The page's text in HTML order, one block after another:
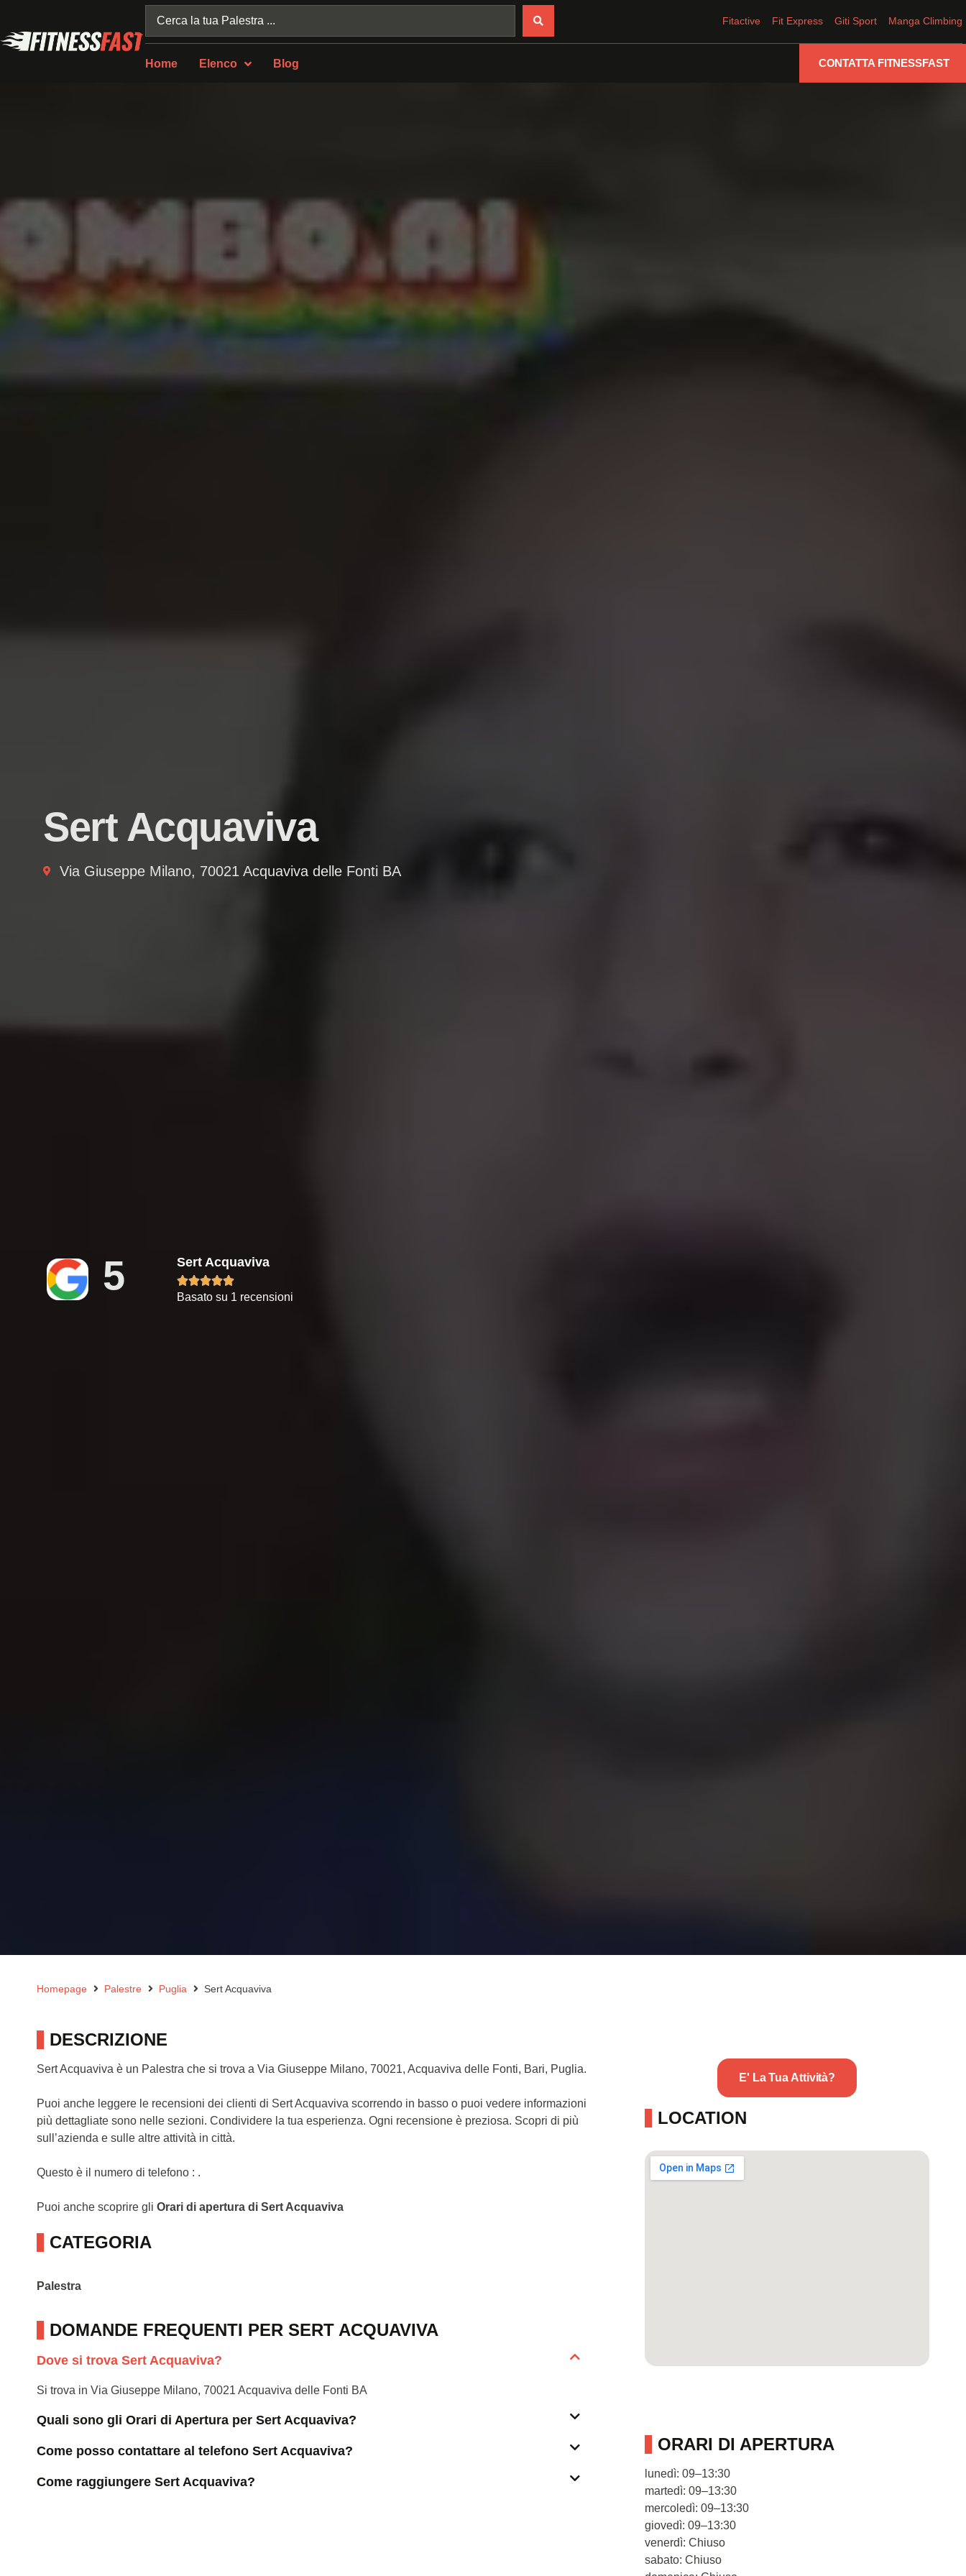
Fitactive Fit Express Giti Sport Manga Climbing
Home Elenco Blog CONTATTA FITNESSFAST
Sert Acquaviva
Via Giuseppe Milano, 70021 Acquaviva delle Fonti BA
5 Sert Acquaviva

Basato su 1 recensioni
Homepage Palestre Puglia Sert Acquaviva
DESCRIZIONE
Sert Acquaviva è un Palestra che si trova a Via Giuseppe Milano, 70021, Acquaviva delle Fonti, Bari, Puglia.
Puoi anche leggere le recensioni dei clienti di Sert Acquaviva scorrendo in basso o puoi vedere informazioni
più dettagliate sono nelle sezioni. Condividere la tua esperienza. Ogni recensione è preziosa. Scopri di più
sull’azienda e sulle altre attività in città.
Questo è il numero di telefono : .
Puoi anche scoprire gli Orari di apertura di Sert Acquaviva
CATEGORIA
Palestra
DOMANDE FREQUENTI PER SERT ACQUAVIVA
Dove si trova Sert Acquaviva?
Si trova in Via Giuseppe Milano, 70021 Acquaviva delle Fonti BA
Quali sono gli Orari di Apertura per Sert Acquaviva?
Come posso contattare al telefono Sert Acquaviva?
Come raggiungere Sert Acquaviva?
E' La Tua Attività?
LOCATION
ORARI DI APERTURA
lunedì: 09–13:30
martedì: 09–13:30
mercoledì: 09–13:30
giovedì: 09–13:30
venerdì: Chiuso
sabato: Chiuso